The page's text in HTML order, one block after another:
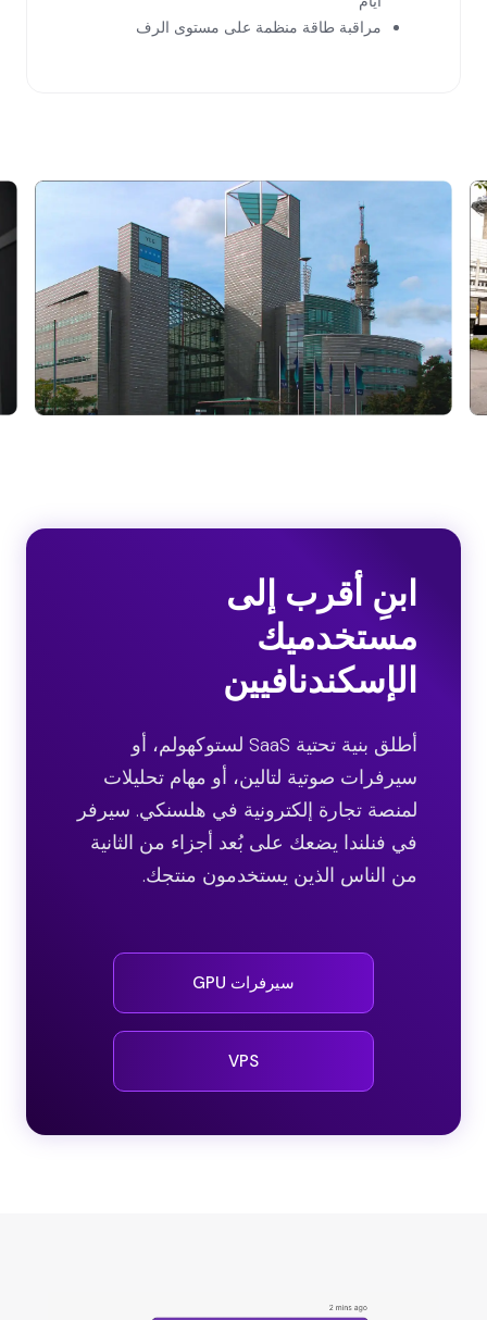
مراقبة طاقة منظمة على مستوى الرف
ابنِ أقرب إلى
مستخدميك
الإسكندنافيين
أطلق بنية تحتية SaaS لستوكهولم، أو
سيرفرات صوتية لتالين، أو مهام تحليلات
لمنصة تجارة إلكترونية في هلسنكي. سيرفر
في فنلندا يضعك على بُعد أجزاء من الثانية
من الناس الذين يستخدمون منتجك.
VPS
سيرفرات GPU